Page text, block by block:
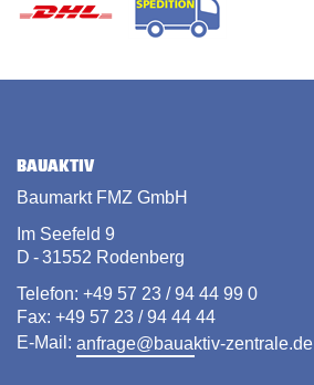
BAUAKTIV
Baumarkt FMZ GmbH
Im Seefeld 9
D - 31552 Rodenberg
Telefon: +49 57 23 / 94 44 99 0
Fax: +49 57 23 / 94 44 44
E-Mail: anfrage@bauaktiv-zentrale.de